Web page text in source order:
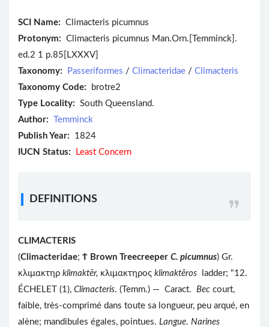
SCI Name: Climacteris picumnus
Protonym: Climacteris picumnus Man.Orn.[Temminck].
ed.2 1 p.85[LXXXV]
Taxonomy:
Passeriformes / Climacteridae / Climacteris
Taxonomy Code: brotre2
Type Locality: South Queensland.
Author:
Temminck
Publish Year: 1824
IUCN Status:
Least Concern
DEFINITIONS
CLIMACTERIS
(Climacteridae; Ϯ Brown Treecreeper C. picumnus) Gr.
κλιμακτηρ klimaktēr, κλιμακτηρος klimaktēros
ladder; "12.
ÉCHELET (1), Climacteris. (Temm.) — Caract. Bec court,
faible, très-comprimé dans toute sa longueur, peu arqué, en
alène; mandibules égales, pointues. Langue. Narines